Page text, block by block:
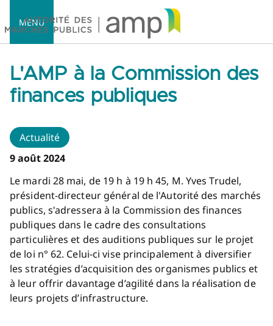
MENU
L'AMP à la Commission des
finances publiques
Actualité
9 août 2024
Le mardi 28 mai, de 19 h à 19 h 45, M. Yves Trudel,
président-directeur général de l'Autorité des marchés
publics, s'adressera à la Commission des finances
publiques dans le cadre des consultations
particulières et des auditions publiques sur le projet
de loi n° 62. Celui-ci vise principalement à diversifier
les stratégies d’acquisition des organismes publics et
à leur offrir davantage d’agilité dans la réalisation de
leurs projets d’infrastructure.